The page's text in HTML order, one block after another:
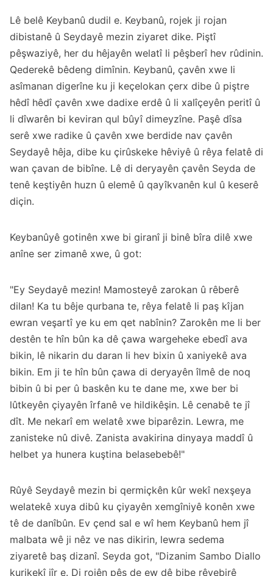
Lê belê Keybanû dudil e. Keybanû, rojek ji rojan
dibistanê û Seydayê mezin ziyaret dike. Piştî
pêşwaziyê, her du hêjayên welatî li pêşberî hev rûdinin.
Qederekê bêdeng dimînin. Keybanû, çavên xwe li
asîmanan digerîne ku ji keçelokan çerx dibe û piştre
hêdî hêdî çavên xwe dadixe erdê û li xalîçeyên peritî û
li dîwarên bi keviran qul bûyî dimeyzîne. Paşê dîsa
serê xwe radike û çavên xwe berdide nav çavên
Seydayê hêja, dibe ku çirûskeke hêviyê û rêya felatê di
wan çavan de bibîne. Lê di deryayên çavên Seyda de
tenê keştiyên huzn û elemê û qayîkvanên kul û keserê
diçin.
Keybanûyê gotinên xwe bi giranî ji binê bîra dilê xwe
anîne ser zimanê xwe, û got:
"Ey Seydayê mezin! Mamosteyê zarokan û rêberê
dilan! Ka tu bêje qurbana te, rêya felatê li paş kîjan
ewran veşartî ye ku em qet nabînin? Zarokên me li ber
destên te hîn bûn ka dê çawa wargeheke ebedî ava
bikin, lê nikarin du daran li hev bixin û xaniyekê ava
bikin. Em ji te hîn bûn çawa di deryayên îlmê de noq
bibin û bi per û baskên ku te dane me, xwe ber bi
lûtkeyên çiyayên îrfanê ve hildikêşin. Lê cenabê te jî
dît. Me nekarî em welatê xwe biparêzin. Lewra, me
zanisteke nû divê. Zanista avakirina dinyaya maddî û
helbet ya hunera kuştina belasebebê!"
Rûyê Seydayê mezin bi qermiçkên kûr wekî nexşeya
welatekê xuya dibû ku çiyayên xemgîniyê konên xwe
tê de danîbûn. Ev çend sal e wî hem Keybanû hem jî
malbata wê ji nêz ve nas dikirin, lewra sedema
ziyaretê baş dizanî. Seyda got, "Dizanim Sambo Diallo
kurikekî jîr e. Di rojên pêş de ew dê bibe rêvebirê